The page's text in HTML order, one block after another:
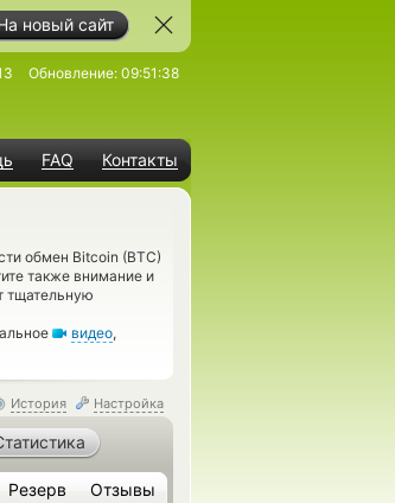
новый сайт
FAQ Контакты
Обновление: 09:51:38
обмен Bitcoin (BTC)
также внимание и
тщательную
видео,
История Настройка
Резерв Отзывы